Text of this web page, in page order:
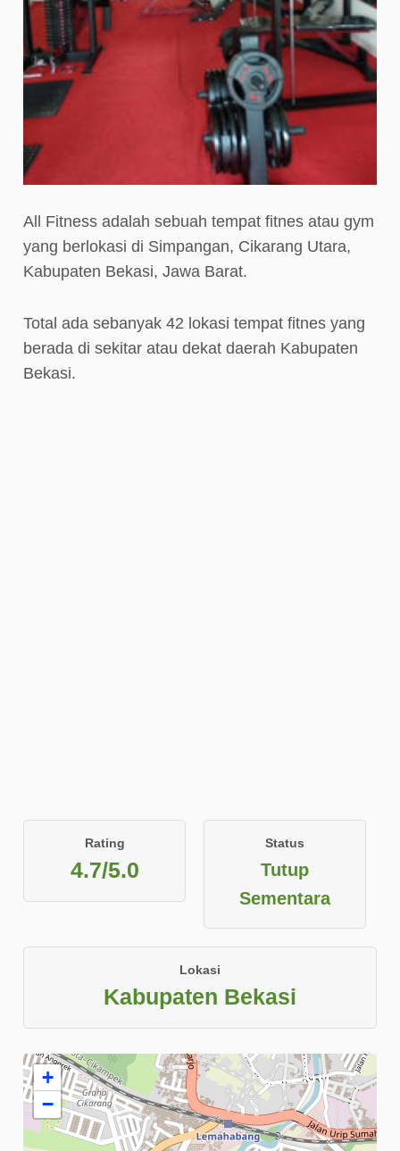
All Fitness adalah sebuah tempat fitnes atau gym
yang berlokasi di Simpangan, Cikarang Utara,
Kabupaten Bekasi, Jawa Barat.
Total ada sebanyak 42 lokasi tempat fitnes yang
berada di sekitar atau dekat daerah Kabupaten
Bekasi.
Rating
4.7/5.0
Status
Tutup
Sementara
Lokasi
Kabupaten Bekasi
+
−